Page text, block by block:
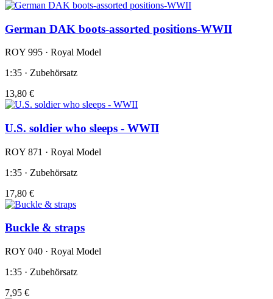
German DAK boots-assorted positions-WWII
ROY 995 · Royal Model
1:35 · Zubehörsatz
13,80 €
U.S. soldier who sleeps - WWII
ROY 871 · Royal Model
1:35 · Zubehörsatz
17,80 €
Buckle & straps
ROY 040 · Royal Model
1:35 · Zubehörsatz
7,95 €